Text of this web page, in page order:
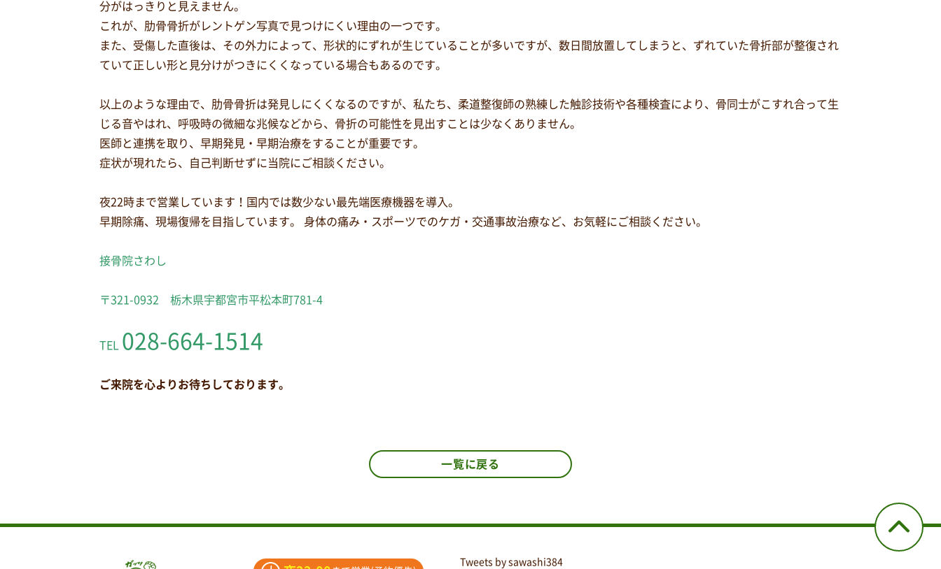
分がはっきりと見えません。
これが、肋骨骨折がレントゲン写真で見つけにくい理由の一つです。
また、受傷した直後は、その外力によって、形状的にずれが生じていることが多いですが、数日間放置してしまうと、ずれていた骨折部が整復され
ていて正しい形と見分けがつきにくくなっている場合もあるのです。
以上のような理由で、肋骨骨折は発見しにくくなるのですが、私たち、柔道整復師の熟練した触診技術や各種検査により、骨同士がこすれ合って生
じる音やはれ、呼吸時の微細な兆候などから、骨折の可能性を見出すことは少なくありません。
医師と連携を取り、早期発見・早期治療をすることが重要です。
症状が現れたら、自己判断せずに当院にご相談ください。
夜22時まで営業しています！国内では数少ない最先端医療機器を導入。
早期除痛、現場復帰を目指しています。 身体の痛み・スポーツでのケガ・交通事故治療など、お気軽にご相談ください。
接骨院さわし
〒321-0932 栃木県宇都宮市平松本町781-4
TEL 028-664-1514
ご来院を心よりお待ちしております。
一覧に戻る
Tweets by sawashi384